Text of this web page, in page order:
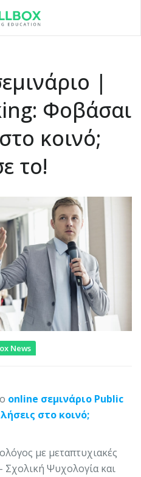
|
Φοβάσαι
κοινό;
το!
News
online σεμινάριο Public
στο κοινό;
με μεταπτυχιακές
Σχολική Ψυχολογία και